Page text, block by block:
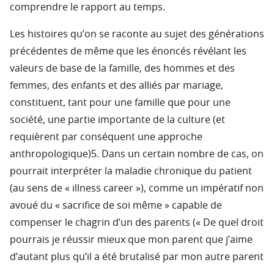
comprendre le rapport au temps.
Les histoires qu’on se raconte au sujet des générations
précédentes de même que les énoncés révélant les
valeurs de base de la famille, des hommes et des
femmes, des enfants et des alliés par mariage,
constituent, tant pour une famille que pour une
société, une partie importante de la culture (et
requièrent par conséquent une approche
anthropologique)5. Dans un certain nombre de cas, on
pourrait interpréter la maladie chronique du patient
(au sens de « illness career »), comme un impératif non
avoué du « sacrifice de soi même » capable de
compenser le chagrin d’un des parents (« De quel droit
pourrais je réussir mieux que mon parent que j’aime
d’autant plus qu’il a été brutalisé par mon autre parent